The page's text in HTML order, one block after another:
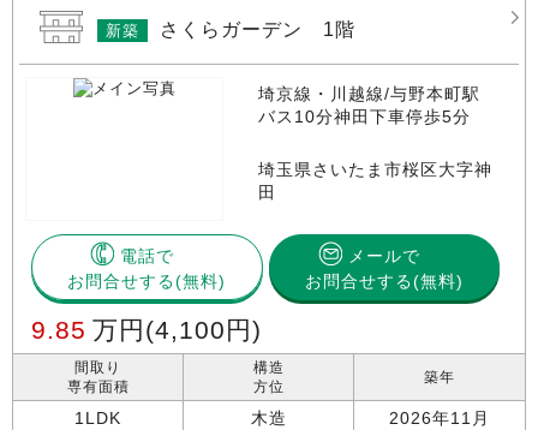
新築 さくらガーデン 1階
埼京線・川越線/与野本町駅
バス10分神田下車停歩5分
埼玉県さいたま市桜区大字神
田
電話で
お問合せする
メールで
お問合せする(無料)
9.85 万円 (4,100円)
間取り
専有面積
1LDK
構造
方位
木造
築年
2026年11月